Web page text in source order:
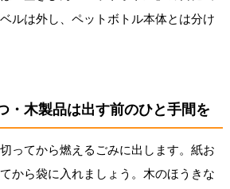
ルは外し、ペットボトル本体とは分け
・木製品は出す前のひと手間を
ってから燃えるごみに出します。紙お
から袋に入れましょう。木のほうきな